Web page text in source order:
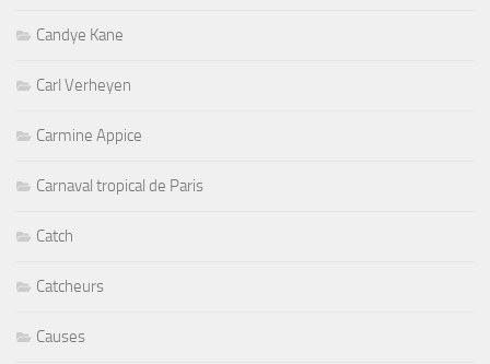
Candye Kane
Carl Verheyen
Carmine Appice
Carnaval tropical de Paris
Catch
Catcheurs
Causes